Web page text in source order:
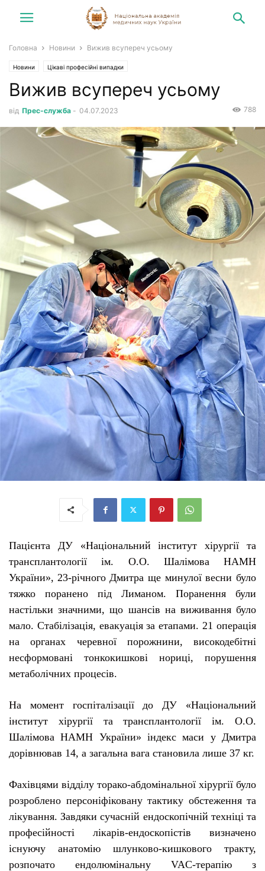
Головна Новини Вижив всупереч усьому
Новини Цікаві професійні випадки
Вижив всупереч усьому
від Прес-служба - 04.07.2023 788
Пацієнта ДУ «Національний інститут хірургії та
трансплантології ім. О.О. Шалімова НАМН
України», 23-річного Дмитра ще минулої весни було
тяжко поранено під Лиманом. Поранення були
настільки значними, що шансів на виживання було
мало. Стабілізація, евакуація за етапами. 21 операція
на органах черевної порожнини, високодебітні
несформовані тонкокишкові нориці, порушення
метаболічних процесів.
На момент госпіталізації до ДУ «Національний
інститут хірургії та трансплантології ім. О.О.
Шалімова НАМН України» індекс маси у Дмитра
дорівнював 14, а загальна вага становила лише 37 кг.
Фахівцями відділу торако-абдомінальної хірургії було
розроблено персоніфіковану тактику обстеження та
лікування. Завдяки сучасній ендоскопічній техніці та
професійності лікарів-ендоскопістів визначено
існуючу анатомію шлунково-кишкового тракту,
розпочато ендолюмінальну VAC-терапію з